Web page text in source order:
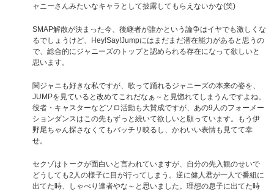
ャニーさんみたいなキャラとして披露してもらえないかな(笑)
SMAP解散が決まった今、後継者が誰かという論争はイヤでも激しくな
るでしょうけど、Hey!Say!Jumpにはまだまだ潜在能力があると思うの
で、総合的にジャニーズのトップと認められる存在になって欲しいと
思います。
関ジャニも好きな私ですが、歌って踊れるジャニーズの本来の姿を、
JUMPを見ていると改めてこれだなぁ～と見惚れてしまうんですよね。
役者・キャスターなどソロ活動も大賛成ですが、あの9人のフォーメー
ションダンスはこの先もずっと続いて欲しいと願っています。もう伊
野尾ちゃん探さなくてもバッチリ映るし、かわいい表情も見てて幸
せ。
セクゾはトークが面白いと言われていますが、自分の先入観のせいで
どうしても2人の様子に目が行ってしまう。逆に健人君が一人で番組に
出てた時、しゃべり達者やな～と思いました。理想の息子に出てた時